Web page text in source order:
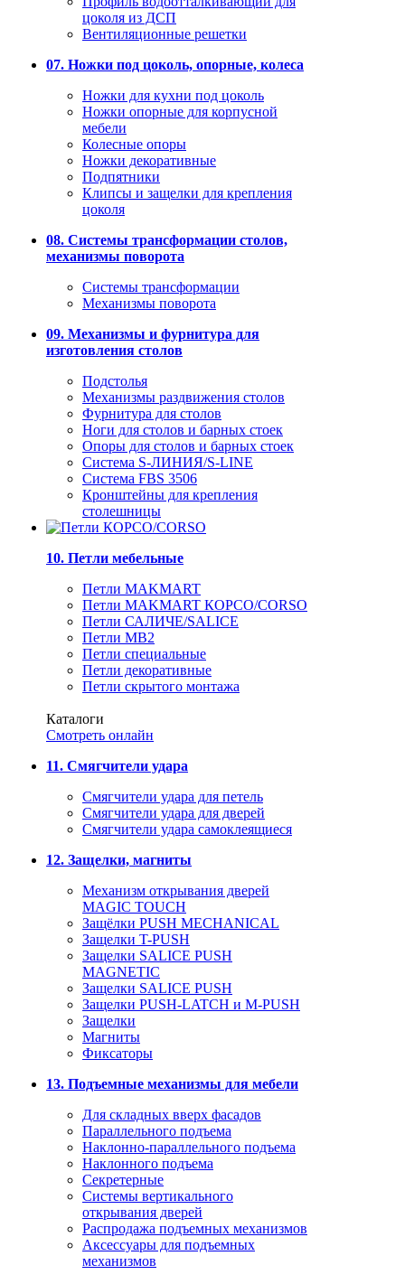
цоколя из ДСП
Вентиляционные решетки
07. Ножки под цоколь, опорные, колеса
Ножки для кухни под цоколь
Ножки опорные для корпусной
мебели
Колесные опоры
Ножки декоративные
Подпятники
Клипсы и защелки для крепления
цоколя
08. Системы трансформации столов,
механизмы поворота
Системы трансформации
Механизмы поворота
09. Механизмы и фурнитура для
изготовления столов
Подстолья
Механизмы раздвижения столов
Фурнитура для столов
Ноги для столов и барных стоек
Опоры для столов и барных стоек
Система S-ЛИНИЯ/S-LINE
Система FBS 3506
Кронштейны для крепления
столешницы
10. Петли мебельные
Петли MAKMART
Петли MAKMART КОРСО/CORSO
Петли САЛИЧЕ/SALICE
Петли MB2
Петли специальные
Петли декоративные
Петли скрытого монтажа
Каталоги
Смотреть онлайн
11. Смягчители удара
Смягчители удара для петель
Смягчители удара для дверей
Cмягчители удара самоклеящиеся
12. Защелки, магниты
Механизм открывания дверей
MAGIC TOUCH
Защёлки PUSH MECHANICAL
Защелки T-PUSH
Защелки SALICE PUSH
MAGNETIC
Защелки SALICE PUSH
Защелки PUSH-LATCH и M-PUSH
Защелки
Магниты
Фиксаторы
13. Подъемные механизмы для мебели
Для складных вверх фасадов
Параллельного подъема
Наклонно-параллельного подъема
Наклонного подъема
Секретерные
Системы вертикального
открывания дверей
Распродажа подъемных механизмов
Аксессуары для подъемных
механизмов